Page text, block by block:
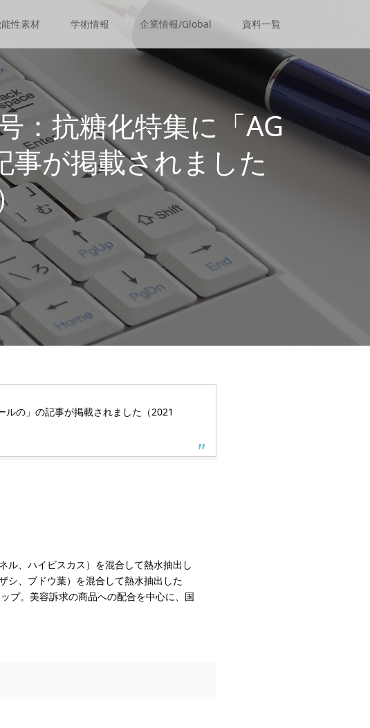
性素材 学術情報 企業情報/Global 資料一覧
：抗糖化特集に「AG
が掲載されました
の」の記事が掲載されました（2021
ル、ハイビスカス）を混合して熱水抽出し
シ、ブドウ葉）を混合して熱水抽出した
プ。美容訴求の商品への配合を中心に、国